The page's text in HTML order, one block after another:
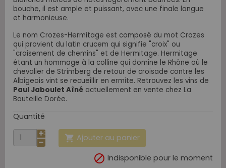
bouche, il est ample et puissant, avec une finale longue
et harmonieuse.
Le nom Crozes-Hermitage est composé du mot Crozes
qui provient du latin crucem qui signifie "croix" ou
"croisement de chemins" et de Hermitage. Hermitage
étant un hommage à la colline qui domine le Rhône où le
chevalier de Strimberg de retour de croisade contre les
Albigeois vint se recueillir en ermite. Retrouvez les vins de
Paul Jaboulet Aîné actuellement en vente chez La
Bouteille Dorée.
Quantité
 Ajouter au panier
 Indisponible pour le moment